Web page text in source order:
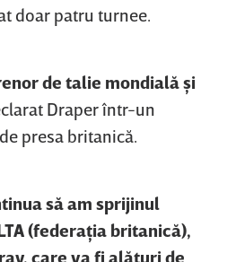
doar patru turnee.
de talie mondială şi
Draper într-un
presa britanică.
să am sprijinul
(federaţia britanică),
care va fi alături de